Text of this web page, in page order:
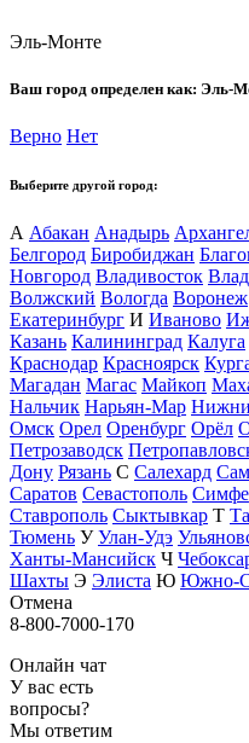
Эль-Монте
Ваш город определен как: Эль-
Верно Нет
Выберите другой город:
А Абакан Анадырь
Белгород Биробиджан
Новгород Владивосток
Волжский Вологда Воронеж
Екатеринбург И Иваново
Казань Калининград Калуга
Краснодар Красноярск
Магадан Магас Майкоп
Нальчик Нарьян-Мар
Омск Орел Оренбург Орёл
Петрозаводск
Дону Рязань С Салехард
Саратов Севастополь
Ставрополь Сыктывкар Т
Тюмень У Улан-Удэ
Ханты-Мансийск Ч
Шахты Э Элиста Ю Южно-
Отмена
8-800-7000-170
Онлайн чат
У вас есть
вопросы?
Мы ответим